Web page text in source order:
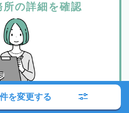
所の詳細を確認
相談料金などから相談したい弁
。各弁護士事務所は詳細ボタン
を変更する